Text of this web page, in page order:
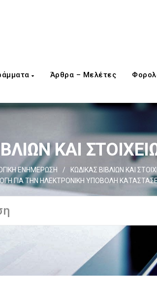
Άρθρα – Μελέτες
ΚΑΙ
ΕΝΗΜΕΡΩΣΗ / ΚΩΔΙΚΑΣ ΒΙΒΛΙΩΝ ΚΑΙ
ΓΙΑ ΤΗΝ ΗΛΕΚΤΡΟΝΙΚΗ ΥΠΟΒΟΛΗ